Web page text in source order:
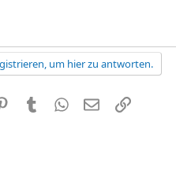
um hier zu antworten.
PinterestTumblr WhatsApp
E-MailLink